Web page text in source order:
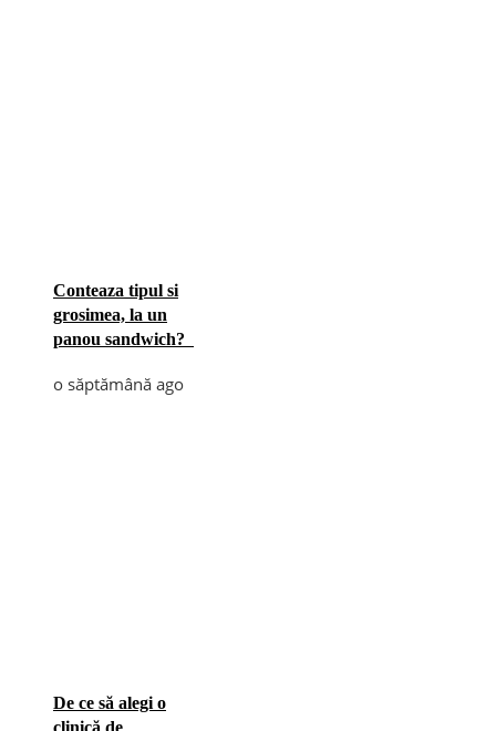
Conteaza tipul si
grosimea, la un
panou sandwich?
o săptămână ago
De ce să alegi o